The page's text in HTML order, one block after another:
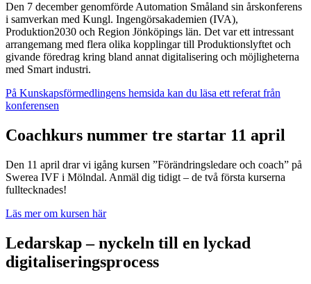
Den 7 december genomförde Automation Småland sin årskonferens
i samverkan med Kungl. Ingengörsakademien (IVA),
Produktion2030 och Region Jönköpings län. Det var ett intressant
arrangemang med flera olika kopplingar till Produktionslyftet och
givande föredrag kring bland annat digitalisering och möjligheterna
med Smart industri.
På Kunskapsförmedlingens hemsida kan du läsa ett referat från
konferensen
Coachkurs nummer tre startar 11 april
Den 11 april drar vi igång kursen ”Förändringsledare och coach” på
Swerea IVF i Mölndal. Anmäl dig tidigt – de två första kurserna
fulltecknades!
Läs mer om kursen här
Ledarskap – nyckeln till en lyckad
digitaliseringsprocess